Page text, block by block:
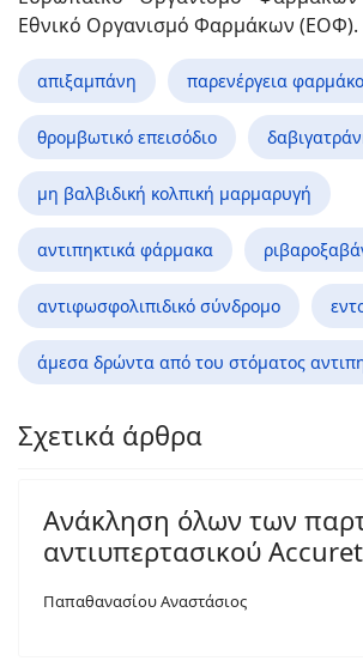
Εθνικό Οργανισμό Φαρμάκων (ΕΟΦ).
απιξαμπάνη παρενέργεια
θρομβωτικό επεισόδιο
μη βαλβιδική κολπική μαρμαρυγή
αντιπηκτικά φάρμακα
αντιφωσφολιπιδικό σύνδρομο
άμεσα δρώντα από του στόματος
Σχετικά άρθρα
Ανάκληση όλων των
αντιυπερτασικού
Παπαθανασίου Αναστάσιος